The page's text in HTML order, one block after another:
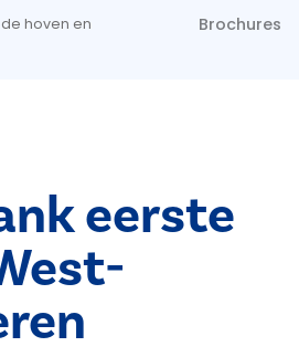
gaan
hoven en
Brochures
eerste